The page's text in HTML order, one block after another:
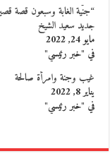
“جنّية الغابة وسبعون قصة
جديد سعيد الشيخ
مايو 24, 2022
في "خبر رئيسي"
غيب وجنة وامرأة صالحة
يناير 8, 2022
في "خبر رئيسي"